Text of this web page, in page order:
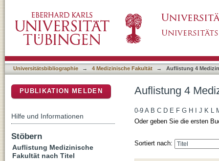
Universitätsbibliographie → 4 Medizinische Fakultät → Auflistung 4
Auflistung 4
0-9 A B C D E F G H J K L
Oder geben Sie die ersten
Sortiert nach:
PUBLIKATION MELDEN
Hilfe und Informationen
Stöbern
Auflistung Medizinische
Fakultät nach Titel